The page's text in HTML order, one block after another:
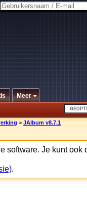
Meer
> JAlbum v8.7.1
software. Je kunt ook
.